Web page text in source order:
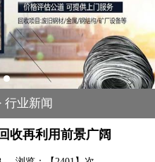
行业新闻
收再利用前景广阔